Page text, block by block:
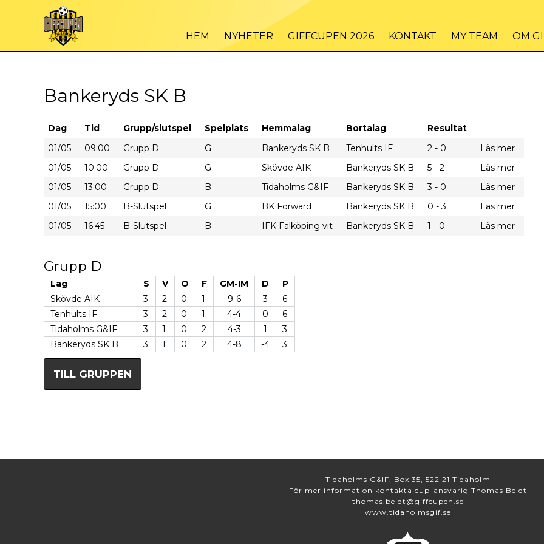
HEM NYHETER GIFFCUPEN 2026 KONTAKT MY TEAM OM
Bankeryds SK B
Dag Tid Grupp/slutspel Spelplats Hemmalag Bortalag
Resultat
01/05
09:00 Grupp D G Bankeryds SK B Tenhults IF 2 - 0
Läs mer
01/05
10:00 Grupp D G Skövde AIK Bankeryds SK B 5 - 2
Läs mer
01/05
13:00 Grupp D B Tidaholms G&IF Bankeryds SK B 3 - 0
Läs mer
01/05
15:00 B-Slutspel G BK Forward Bankeryds SK B 0 - 3
Läs mer
01/05
16:45 B-Slutspel B IFK Falköping vit Bankeryds SK B 1 - 0 Läs mer
Grupp D
Lag S V O F GM-IM D
P
Skövde AIK
3 2 0 1 9-6 3
6
Tenhults IF
3 2 0 1 4-4 0
6
Tidaholms G&IF
3 1 0 2 4-3 1
3
Bankeryds SK B
3 1 0 2 4-8 -4 3
TILL GRUPPEN
Tidaholms G&IF, Box 35, 522 21 Tidaholm
För mer information kontakta cup-ansvarig Thomas Beldt
thomas.beldt@giffcupen.se
www.tidaholmsgif.se